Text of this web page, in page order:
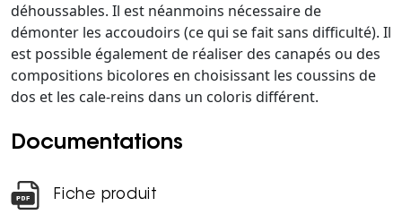
déhoussables. Il est néanmoins nécessaire de
démonter les accoudoirs (ce qui se fait sans difficulté). Il
est possible également de réaliser des canapés ou des
compositions bicolores en choisissant les coussins de
dos et les cale-reins dans un coloris différent.
Documentations
Fiche produit